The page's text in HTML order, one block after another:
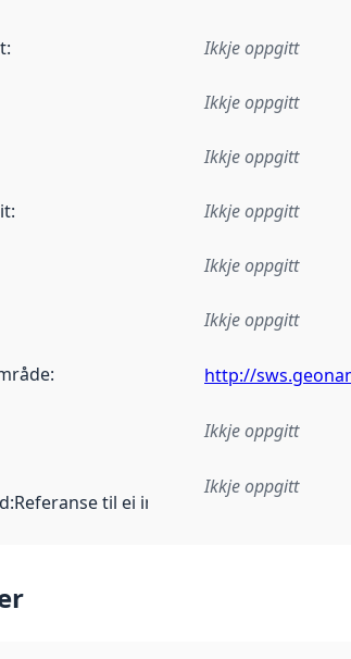
: Ikkje oppgitt
Ikkje oppgitt
Ikkje oppgitt
: Ikkje oppgitt
Ikkje oppgitt
Ikkje oppgitt
: http://
Ikkje oppgitt
:Referanse til ei implementeringsregel
Ikkje oppgitt